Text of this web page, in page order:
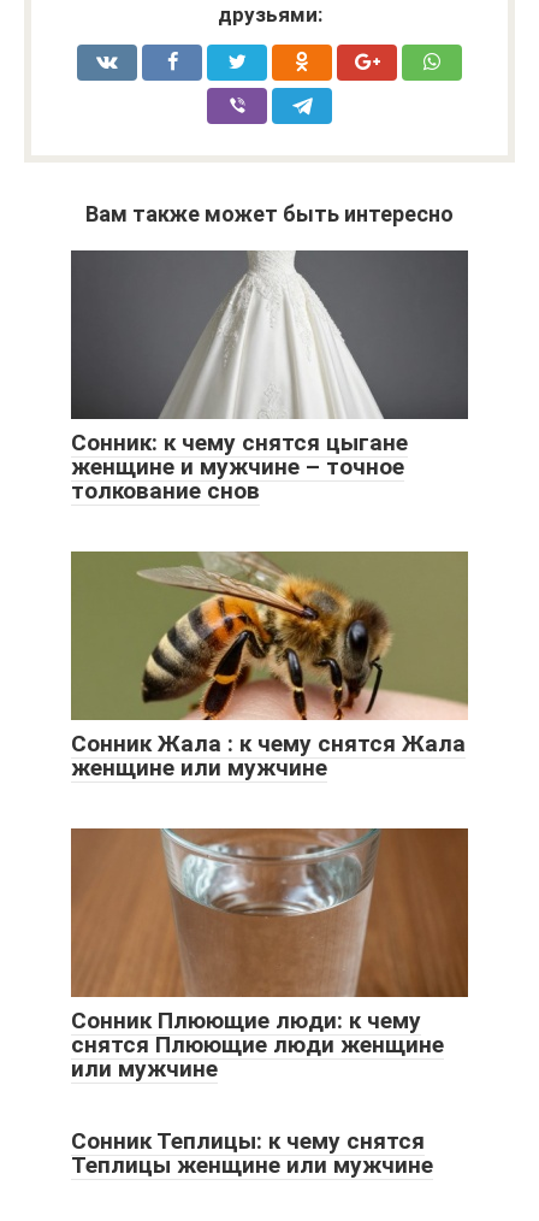
друзьями:
Вам также может быть интересно
Сонник: к чему снятся цыгане
женщине и мужчине – точное
толкование снов
Сонник Жала : к чему снятся Жала
женщине или мужчине
Сонник Плюющие люди: к чему
снятся Плюющие люди женщине
или мужчине
Сонник Теплицы: к чему снятся
Теплицы женщине или мужчине